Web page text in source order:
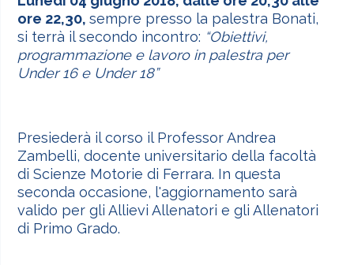
ore 22,30,sempre presso la palestra Bonati,
si terrà il secondo incontro: “Obiettivi,
programmazione e lavoro in palestra per
Under 16 e Under 18”
Presiederà il corso il Professor Andrea
Zambelli, docente universitario della facoltà
di Scienze Motorie di Ferrara. In questa
seconda occasione, l'aggiornamento sarà
valido per gli Allievi Allenatori e gli Allenatori
di Primo Grado.